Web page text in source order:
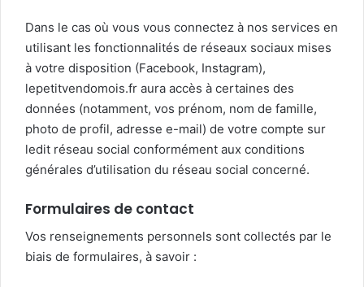
Dans le cas où vous vous connectez à nos services en
utilisant les fonctionnalités de réseaux sociaux mises
à votre disposition (Facebook, Instagram),
lepetitvendomois.fr aura accès à certaines des
données (notamment, vos prénom, nom de famille,
photo de profil, adresse e-mail) de votre compte sur
ledit réseau social conformément aux conditions
générales d’utilisation du réseau social concerné.
Formulaires de contact
Vos renseignements personnels sont collectés par le
biais de formulaires, à savoir :